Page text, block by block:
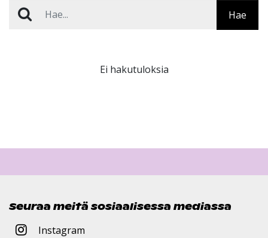
Hae
Ei hakutuloksia
Seuraa meitä sosiaalisessa mediassa
Instagram